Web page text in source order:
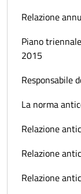
Relazione
Piano
2015
Responsabile
La norma
Relazione
Relazione
Relazione